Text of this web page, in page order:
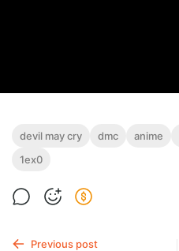
devil may cry dmc anime
1ex0
Previous post